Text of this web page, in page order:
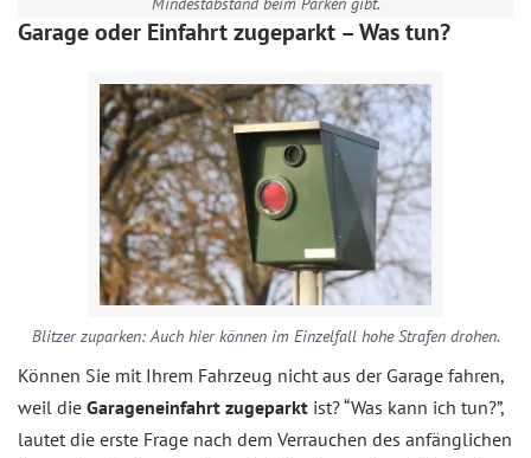
Garage oder Einfahrt zugeparkt – Was tun?
Blitzer zuparken: Auch hier können im Einzelfall hohe Strafen drohen.
Können Sie mit Ihrem Fahrzeug nicht aus der Garage fahren,
weil die Garageneinfahrt zugeparkt ist? “Was kann ich tun?”,
lautet die erste Frage nach dem Verrauchen des anfänglichen